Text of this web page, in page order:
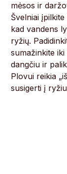
mėsos ir
Švelniai
kad vandens
ryžių.
sumažinkite
dangčiu ir
Plovui reikia
susigerti į